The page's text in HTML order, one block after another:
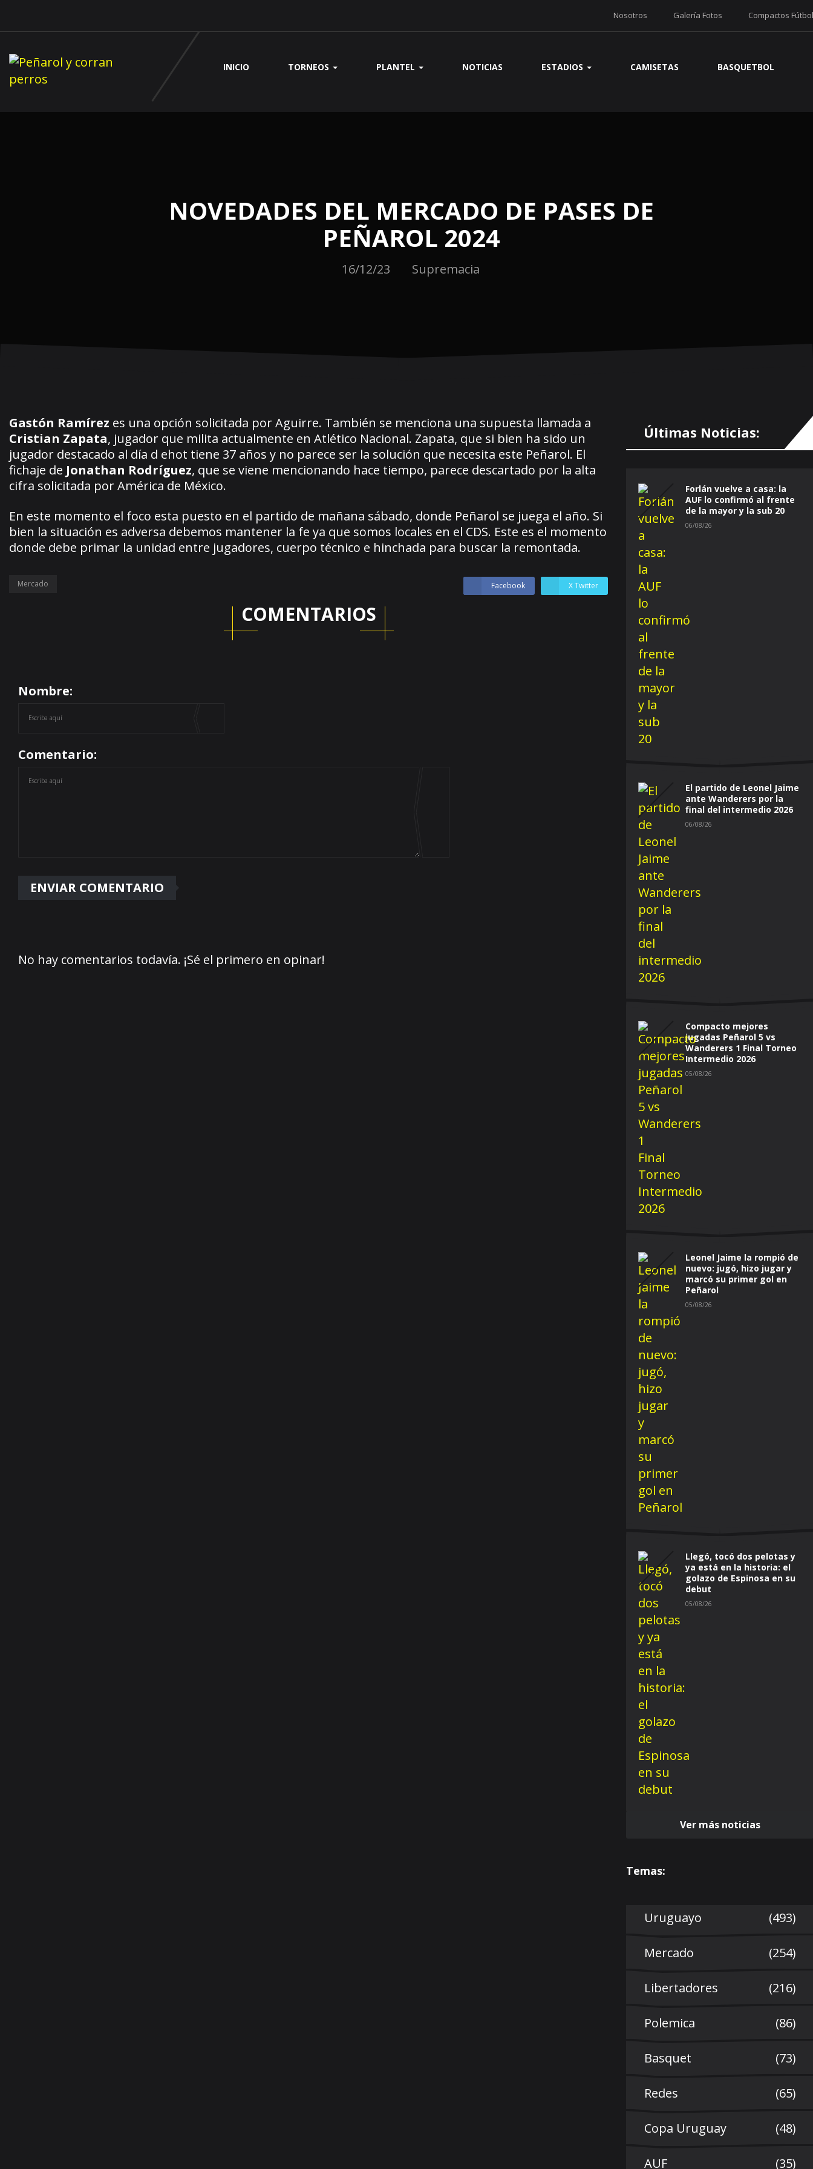
Nosotros Galería Fotos Compactos Fútbol
INICIO TORNEOS PLANTEL NOTICIAS ESTADIOS CAMISETAS BASQUETBOL
NOVEDADES DEL MERCADO DE PASES DE
PEÑAROL 2024
16/12/23 Supremacia
Gastón Ramírez es una opción solicitada por Aguirre. También se menciona una supuesta llamada a
Cristian Zapata, jugador que milita actualmente en Atlético Nacional. Zapata, que si bien ha sido un
jugador destacado al día d ehot tiene 37 años y no parece ser la solución que necesita este Peñarol. El
fichaje de Jonathan Rodríguez, que se viene mencionando hace tiempo, parece descartado por la alta
cifra solicitada por América de México.
En este momento el foco esta puesto en el partido de mañana sábado, donde Peñarol se juega el año. Si
bien la situación es adversa debemos mantener la fe ya que somos locales en el CDS. Este es el momento
donde debe primar la unidad entre jugadores, cuerpo técnico e hinchada para buscar la remontada.
Mercado Facebook X Twitter
COMENTARIOS
Nombre:
Comentario:
No hay comentarios todavía. ¡Sé el primero en opinar!
Últimas Noticias:
Forlán vuelve a casa: la
AUF lo confirmó al frente
de la mayor y la sub 20
06/08/26
El partido de Leonel Jaime
ante Wanderers por la
final del intermedio 2026
06/08/26
Compacto mejores
jugadas Peñarol 5 vs
Wanderers 1 Final Torneo
Intermedio 2026
05/08/26
Leonel Jaime la rompió de
nuevo: jugó, hizo jugar y
marcó su primer gol en
Peñarol
05/08/26
Llegó, tocó dos pelotas y
ya está en la historia: el
golazo de Espinosa en su
debut
05/08/26
Ver más noticias
Temas:
Uruguayo (493)
Mercado (254)
Libertadores (216)
Polemica (86)
Basquet (73)
Redes (65)
Copa Uruguay (48)
AUF (35)